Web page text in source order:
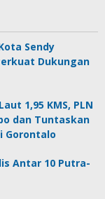
Sendy
Dukungan
1,95 KMS, PLN
dan Tuntaskan
Gorontalo
Antar 10 Putra-